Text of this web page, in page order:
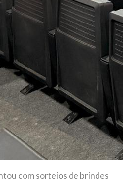
com sorteios de brindes